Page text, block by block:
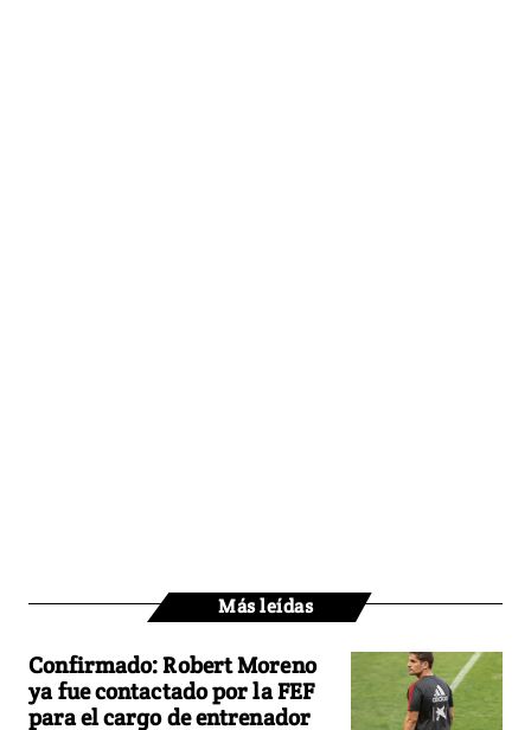
Más leídas
Confirmado: Robert Moreno
ya fue contactado por la FEF
para el cargo de entrenador